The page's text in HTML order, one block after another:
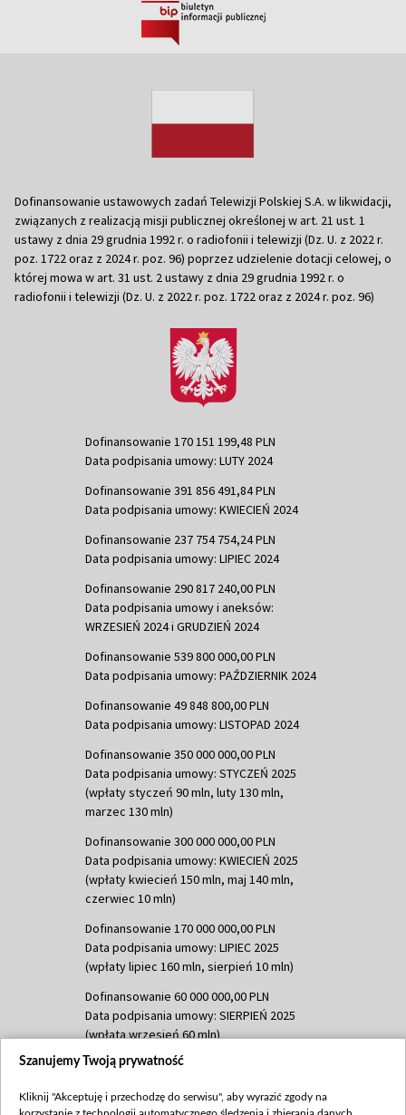
Dofinansowanie ustawowych zadań Telewizji Polskiej S.A. w likwidacji,
związanych z realizacją misji publicznej określonej w art. 21 ust. 1
ustawy z dnia 29 grudnia 1992 r. o radiofonii i telewizji (Dz. U. z 2022 r.
poz. 1722 oraz z 2024 r. poz. 96) poprzez udzielenie dotacji celowej, o
której mowa w art. 31 ust. 2 ustawy z dnia 29 grudnia 1992 r. o
radiofonii i telewizji (Dz. U. z 2022 r. poz. 1722 oraz z 2024 r. poz. 96)
Dofinansowanie 170 151 199,48 PLN
Data podpisania umowy: LUTY 2024
Dofinansowanie 391 856 491,84 PLN
Data podpisania umowy: KWIECIEŃ 2024
Dofinansowanie 237 754 754,24 PLN
Data podpisania umowy: LIPIEC 2024
Dofinansowanie 290 817 240,00 PLN
Data podpisania umowy i aneksów:
WRZESIEŃ 2024 i GRUDZIEŃ 2024
Dofinansowanie 539 800 000,00 PLN
Data podpisania umowy: PAŹDZIERNIK 2024
Dofinansowanie 49 848 800,00 PLN
Data podpisania umowy: LISTOPAD 2024
Dofinansowanie 350 000 000,00 PLN
Data podpisania umowy: STYCZEŃ 2025
(wpłaty styczeń 90 mln, luty 130 mln,
marzec 130 mln)
Dofinansowanie 300 000 000,00 PLN
Data podpisania umowy: KWIECIEŃ 2025
(wpłaty kwiecień 150 mln, maj 140 mln,
czerwiec 10 mln)
Dofinansowanie 170 000 000,00 PLN
Data podpisania umowy: LIPIEC 2025
(wpłaty lipiec 160 mln, sierpień 10 mln)
Dofinansowanie 60 000 000,00 PLN
Data podpisania umowy: SIERPIEŃ 2025
(wpłata wrzesień 60 mln)
Dofinansowanie 635 783 051,21 PLN
(wpłata wrzesień 100 mln, październik 350
Szanujemy Twoją prywatność
Kliknij "Akceptuję i przechodzę do serwisu", aby wyrazić zgody na